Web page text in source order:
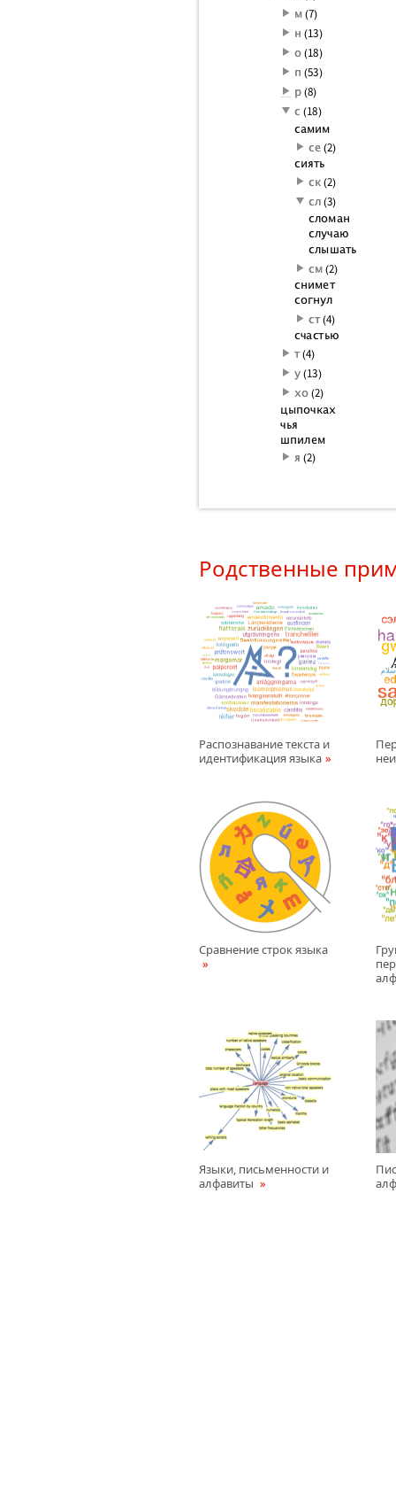
Родственные
Распознавание текста и
идентификация языка
Сравнение строк языка
Языки, письменности и
алфавиты